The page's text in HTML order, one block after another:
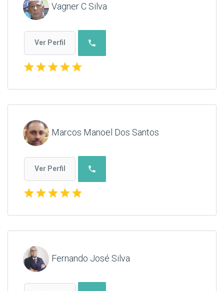
Vagner C Silva
Ver Perfil phone
starstarstarstarstar
Marcos Manoel Dos Santos
Ver Perfil phone
starstarstarstarstar
Fernando José Silva